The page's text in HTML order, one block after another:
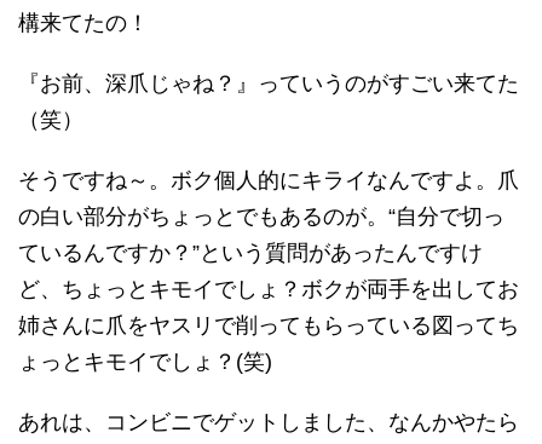
構来てたの！
『お前、深爪じゃね？』っていうのがすごい来てた
（笑）
そうですね～。ボク個人的にキライなんですよ。爪
の白い部分がちょっとでもあるのが。“自分で切っ
ているんですか？”という質問があったんですけ
ど、ちょっとキモイでしょ？ボクが両手を出してお
姉さんに爪をヤスリで削ってもらっている図ってち
ょっとキモイでしょ？(笑)
あれは、コンビニでゲットしました、なんかやたら